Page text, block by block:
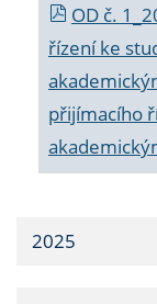
OD č.
řízení ke
přijímacího
2025